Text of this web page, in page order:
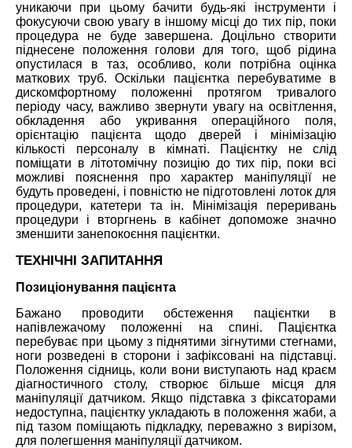
уникаючи при цьому бачити будь-які інструменти і
фокусуючи свою увагу в іншому місці до тих пір, поки
процедура не буде завершена. Доцільно створити
піднесене положення голови для того, щоб рідина
опустилася в таз, особливо, коли потрібна оцінка
маткових труб. Оскільки пацієнтка перебуватиме в
дискомфортному положенні протягом тривалого
періоду часу, важливо звернути увагу на освітлення,
обкладення або укривання операційного поля,
орієнтацію пацієнта щодо дверей і мінімізацію
кількості персоналу в кімнаті. Пацієнтку не слід
поміщати в літотомічну позицію до тих пір, поки всі
можливі пояснення про характер маніпуляції не
будуть проведені, і повністю не підготовлені лоток для
процедури, катетери та ін. Мінімізація переривань
процедури і вторгнень в кабінет допоможе значно
зменшити занепокоєння пацієнтки.
ТЕХНІЧНІ ЗАПИТАННЯ
Позиціонування пацієнта
Бажано проводити обстеження пацієнтки в
напівлежачому положенні на спині. Пацієнтка
перебуває при цьому з піднятими зігнутими стегнами,
ноги розведені в сторони і зафіксовані на підставці.
Положення сідниць, коли вони виступають над краєм
діагностичного столу, створює більше місця для
маніпуляції датчиком. Якщо підставка з фіксаторами
недоступна, пацієнтку укладають в положення жаби, а
під тазом поміщають підкладку, переважно з вирізом,
для полегшення маніпуляції датчиком.